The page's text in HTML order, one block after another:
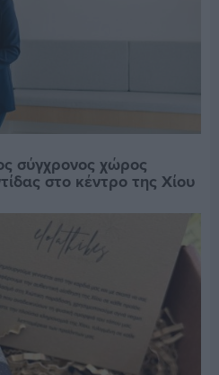
σύγχρονος χώρος
στο κέντρο της Χίου